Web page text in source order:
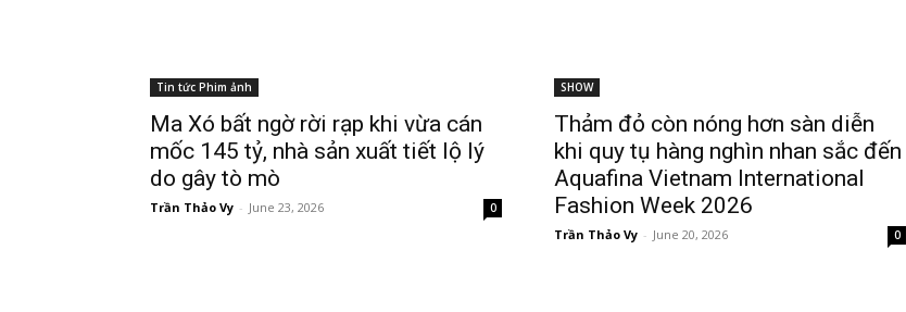
Tin tức Phim ảnh
Ma Xó bất ngờ rời rạp khi vừa cán
mốc 145 tỷ, nhà sản xuất tiết lộ lý
do gây tò mò
Trần Thảo Vy - June 23, 2026 0
SHOW
Thảm đỏ còn nóng hơn sàn diễn
khi quy tụ hàng nghìn nhan sắc đến
Aquafina Vietnam International
Fashion Week 2026
Trần Thảo Vy - June 20, 2026 0